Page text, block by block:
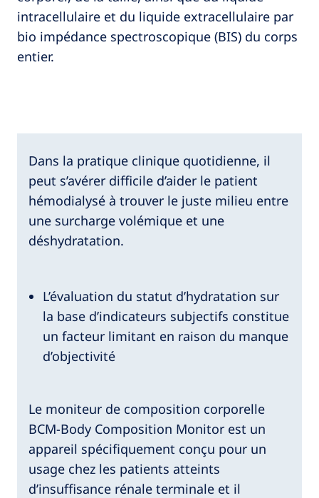
intracellulaire et du liquide extracellulaire par
bio impédance spectroscopique (BIS) du corps
entier.
Dans la pratique clinique quotidienne, il
peut s’avérer difficile d’aider le patient
hémodialysé à trouver le juste milieu entre
une surcharge volémique et une
déshydratation.
L’évaluation du statut d’hydratation sur
la base d’indicateurs subjectifs constitue
un facteur limitant en raison du manque
d’objectivité
Le moniteur de composition corporelle
BCM-Body Composition Monitor est un
appareil spécifiquement conçu pour un
usage chez les patients atteints
d’insuffisance rénale terminale et il